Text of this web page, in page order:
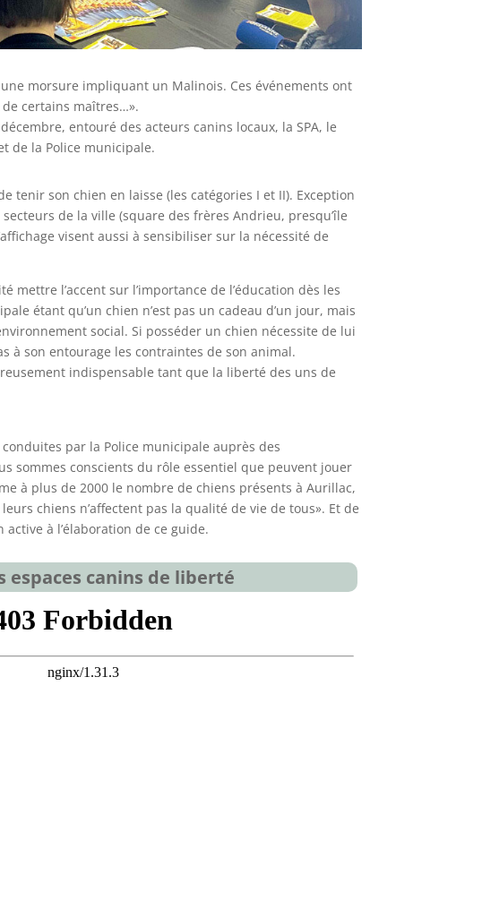
morsure impliquant un Malinois. Ces événements ont
certains maîtres…».
entouré des acteurs canins locaux, la SPA, le
de la Police municipale.
tenir son chien en laisse (les catégories I et II). Exception
de la ville (square des frères Andrieu, presqu’île
visent aussi à sensibiliser sur la nécessité de
mettre l’accent sur l’importance de l’éducation dès les
étant qu’un chien n’est pas un cadeau d’un jour, mais
social. Si posséder un chien nécessite de lui
à son entourage les contraintes de son animal.
indispensable tant que la liberté des uns de
par la Police municipale auprès des
sommes conscients du rôle essentiel que peuvent jouer
à plus de 2000 le nombre de chiens présents à Aurillac,
chiens n’affectent pas la qualité de vie de tous». Et de
à l’élaboration de ce guide.
espaces canins de liberté